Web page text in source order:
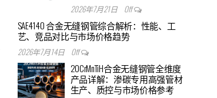
下一篇文章
2026年7月21日 Off
SAE4140 合金无缝钢管综合解析：性能、工
艺、竞品对比与市场价格趋势
2026年7月14日 Off
20CrMnTiH合金无缝钢管全维度
产品详解：渗碳专用高强管材
生产、质控与市场价格参考